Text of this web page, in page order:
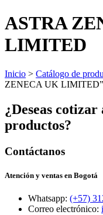
ASTRA
LIMITED
Inicio > Catálogo de
ZENECA UK LIMITED”
¿Deseas
productos?
Contáctanos
Atención y ventas en Bogotá
Whatsapp: (+57)
Correo electrónico: